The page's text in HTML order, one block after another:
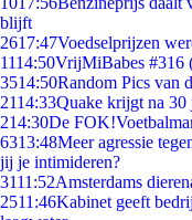
blijft
2617:47Voedselprijzen
1114:50VrijMiBabes #316
3514:50Random Pics van
2114:33Quake krijgt na 30
214:30De
6313:48Meer agressie
jij je intimideren?
3111:52Amsterdams
2511:46Kabinet geeft